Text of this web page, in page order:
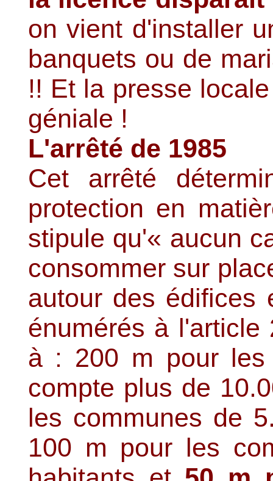
on vient d'installer
banquets ou de
!! Et la presse
géniale !
L'arrêté de 1985
Cet arrêté
protection en
stipule qu'« aucun
consommer sur
autour des édifices
énumérés à
à : 200 m pour les
compte plus de
les communes de
100 m pour les